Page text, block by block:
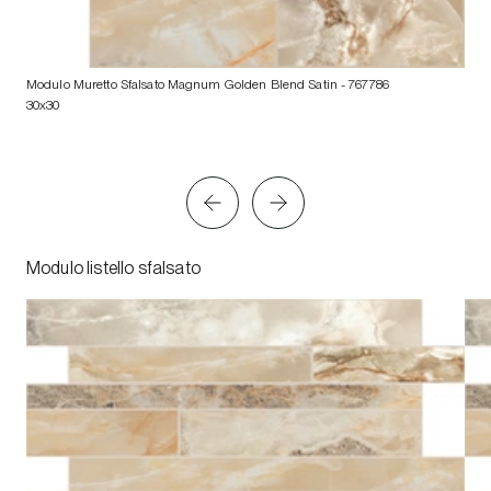
Modulo Muretto Sfalsato Magnum Golden Blend Satin - 767786
30x30
Modulo listello sfalsato